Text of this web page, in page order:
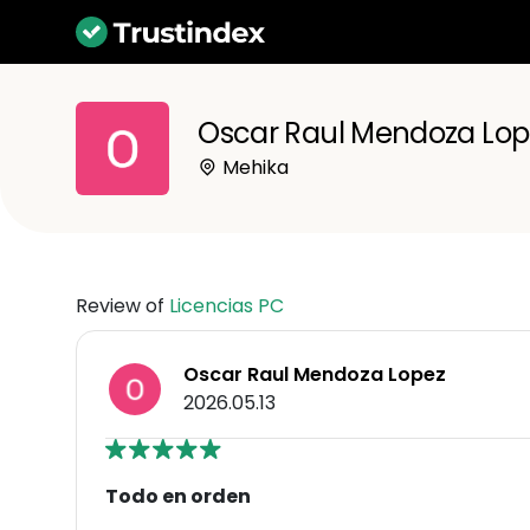
Oscar Raul Mendoza
Mehika
Review of Licencias PC
Oscar Raul Mendoza Lopez
2026.05.13
Todo en orden